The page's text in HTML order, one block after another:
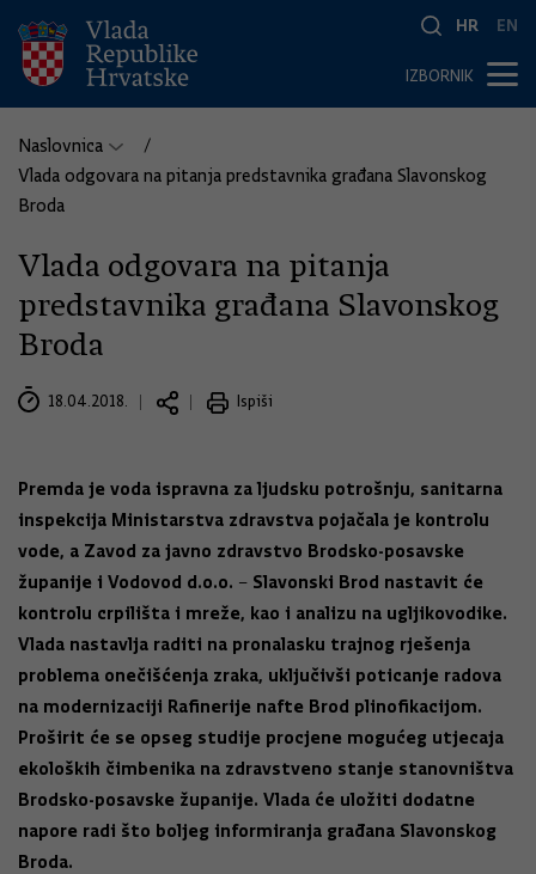
HR EN
IZBORNIK
Naslovnica
Vlada odgovara na pitanja predstavnika građana Slavonskog
Broda
Vlada odgovara na pitanja
predstavnika građana Slavonskog
Broda
18.04.2018. Ispiši
Premda je voda ispravna za ljudsku potrošnju, sanitarna
inspekcija Ministarstva zdravstva pojačala je kontrolu
vode, a Zavod za javno zdravstvo Brodsko-posavske
županije i Vodovod d.o.o. – Slavonski Brod nastavit će
kontrolu crpilišta i mreže, kao i analizu na ugljikovodike.
Vlada nastavlja raditi na pronalasku trajnog rješenja
problema onečišćenja zraka, uključivši poticanje radova
na modernizaciji Rafinerije nafte Brod plinofikacijom.
Proširit će se opseg studije procjene mogućeg utjecaja
ekoloških čimbenika na zdravstveno stanje stanovništva
Brodsko-posavske županije. Vlada će uložiti dodatne
napore radi što boljeg informiranja građana Slavonskog
Broda.